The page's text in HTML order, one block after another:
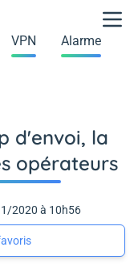
VPN Alarme
d'envoi, la
opérateurs
2020 à 10h56